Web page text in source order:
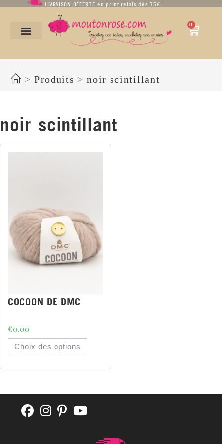
LIVRAISON OFFERTE en point relais dès 75€
0
> Produits > noir scintillant
noir scintillant
COCOON DE DMC
€0.00
Choix des options